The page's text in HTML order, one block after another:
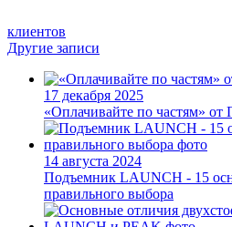
клиентов
Другие записи
17 декабря 2025
«Оплачивайте по частям»
14 августа 2024
Подъемник LAUNCH - 15
правильного выбора